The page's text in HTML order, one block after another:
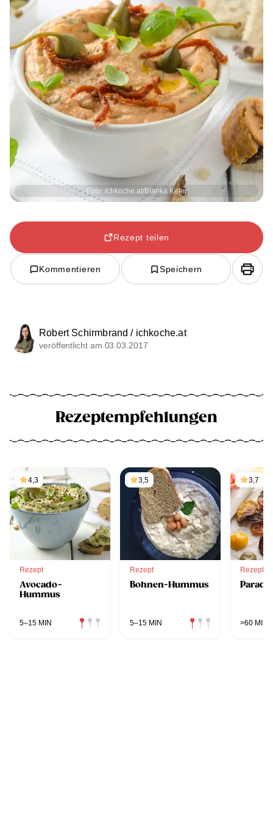
Foto: ichkoche.at/Blanka Kefer
Rezept teilen
Kommentieren Speichern
Robert Schirmbrand / ichkoche.at
veröffentlicht am 03.03.2017
Rezeptempfehlungen
4,3
Rezept
Avocado-
Hummus
5–15 MIN
3,5
Rezept
Bohnen-Hummus
5–15 MIN
3,7
Rezept
>60 MIN